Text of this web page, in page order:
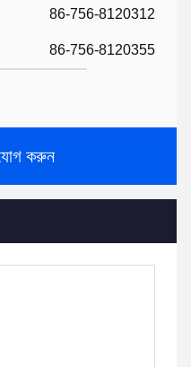
86-756-8120312
86-756-8120355
করুন